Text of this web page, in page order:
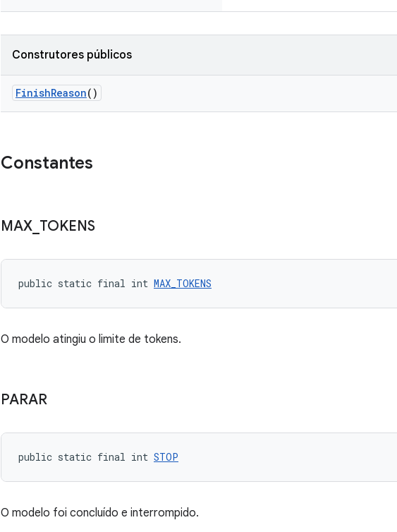
Construtores públicos
FinishReason()
Constantes
MAX TOKENS
public static final int MAX_TOKENS
O modelo atingiu o limite de tokens.
PARAR
public static final int STOP
O modelo foi concluído e interrompido.